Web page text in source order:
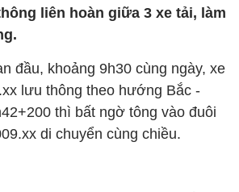
liên hoàn giữa 3 xe tải, làm
đầu, khoảng 9h30 cùng ngày, xe
lưu thông theo hướng Bắc -
thì bất ngờ tông vào đuôi
di chuyển cùng chiều.